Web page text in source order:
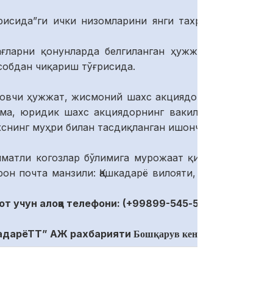
ички низомларини янги тахрирда
қонунларда белгиланган ҳужжатлар
чиқариш тўғрисида.
ҳужжат, жисмоний шахс акциядорнинг
юридик шахс акциядорнинг вакили эса
муҳри билан тасдиқланган ишончнома
когозлар бўлимига мурожаат қилиши
почта манзили: Қашкадарё вилояти, Қарши
учун алоқа телефони: (+99899-545-53
” АЖ рахбарияти Бошқарув кенгаши